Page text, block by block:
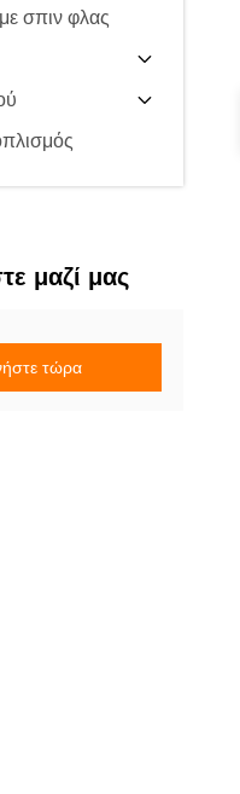
σπιν φλας
μαζί μας
τώρα